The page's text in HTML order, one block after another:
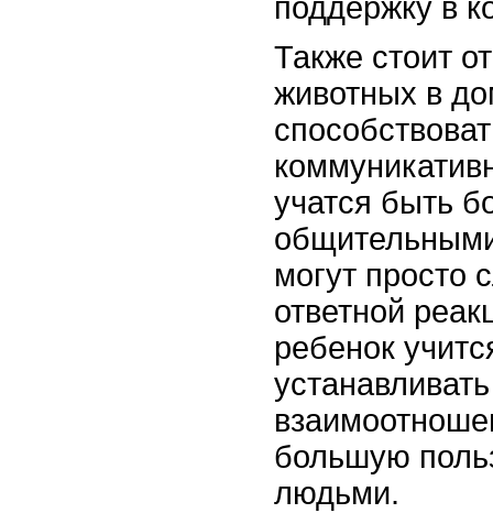
поддержку в
Также стоит
животных в
учатся быть
могут просто
ответной
ребенок
большую
людьми.